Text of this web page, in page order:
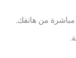
من هاتفك.